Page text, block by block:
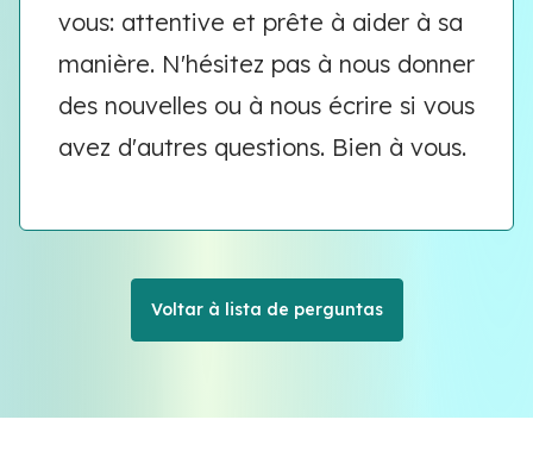
vous: attentive et prête à aider à sa
manière. N'hésitez pas à nous donner
des nouvelles ou à nous écrire si vous
avez d'autres questions. Bien à vous.
Voltar à lista de perguntas